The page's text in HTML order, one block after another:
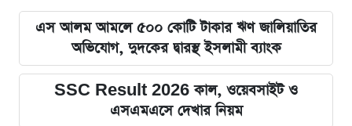
এস আলম আমলে ৫০০ কোটি টাকার ঋণ জালিয়াতির
অভিযোগ, দুদকের দ্বারস্থ ইসলামী ব্যাংক
SSC Result 2026 কাল, ওয়েবসাইট ও
এসএমএসে দেখার নিয়ম